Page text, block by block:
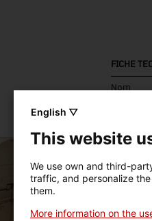
FICHE
Nom
Numéro
English ▽
This website
We use own and third-
traffic, and personalize
them.
More information on the